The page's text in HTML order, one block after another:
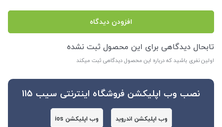
افزودن دیدگاه
تابحال دیدگاهی برای این محصول ثبت نشده
اولین نفری باشید که درباره این محصول دیدگاهی ثبت میکند
نصب وب اپلیکشن فروشگاه اینترنتی سیب 115
وب اپلیکشن اندروید وب اپلیکشن ios